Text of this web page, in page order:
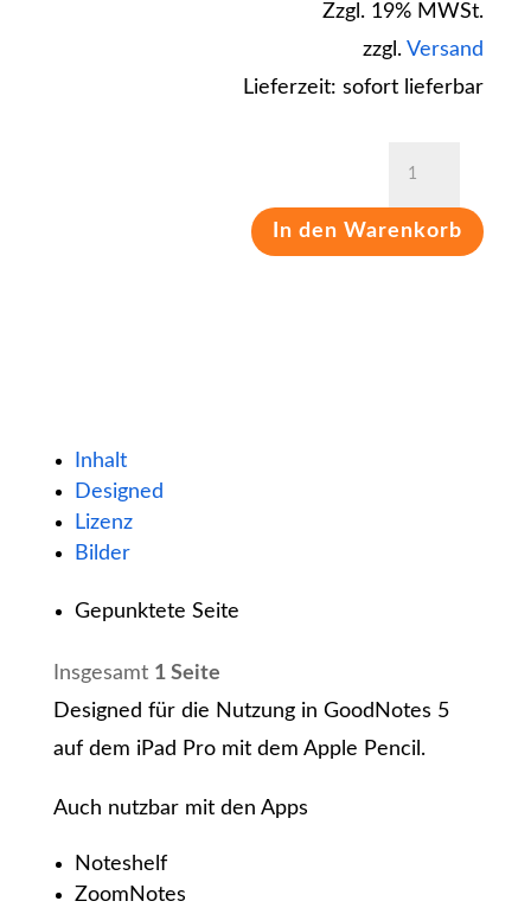
Zzgl. 19% MWSt.
zzgl. Versand
Lieferzeit: sofort lieferbar
[Digital]
In den Warenkorb
Inhalt
Designed
Lizenz
Bilder
Gepunktete Seite
Insgesamt 1 Seite
Designed für die Nutzung in GoodNotes 5
auf dem iPad Pro mit dem Apple Pencil.
Auch nutzbar mit den Apps
Noteshelf
ZoomNotes